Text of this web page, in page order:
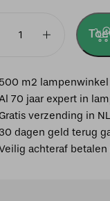
500 m2 lampenwinkel
70 jaar expert in
Gratis verzending in
30 dagen geld terug
achteraf betalen